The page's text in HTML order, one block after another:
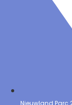
Nieuwland Parc